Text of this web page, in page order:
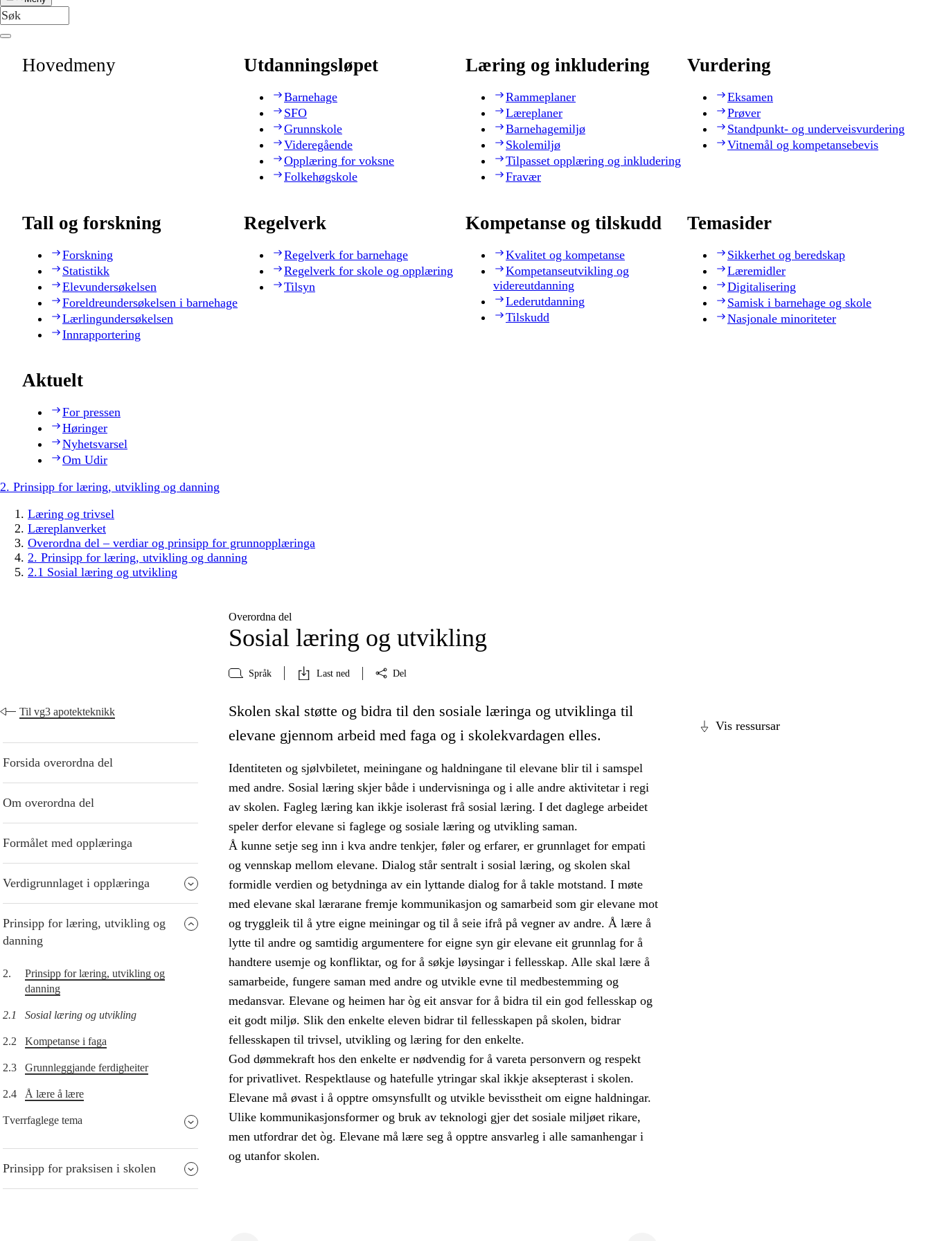
Hovedmeny Utdanningsløpet
Barnehage
SFO
Grunnskole
Videregående
Opplæring for voksne
Folkehøgskole
Læring og inkludering
Rammeplaner
Læreplaner
Barnehagemiljø
Skolemiljø
Tilpasset opplæring og inkludering
Fravær
Vurdering
Eksamen
Prøver
Standpunkt- og underveisvurdering
Vitnemål og kompetansebevis
Tall og forskning
Forskning
Statistikk
Elevundersøkelsen
Foreldreundersøkelsen i barnehage
Lærlingundersøkelsen
Innrapportering
Regelverk
Regelverk for barnehage
Regelverk for skole og opplæring
Tilsyn
Kompetanse og tilskudd
Kvalitet og kompetanse
Kompetanseutvikling og
videreutdanning
Lederutdanning
Tilskudd
Temasider
Sikkerhet og beredskap
Læremidler
Digitalisering
Samisk i barnehage og skole
Nasjonale minoriteter
Aktuelt
For pressen
Høringer
Nyhetsvarsel
Om Udir
2. Prinsipp for læring, utvikling og danning
Læring og trivsel
Læreplanverket
Overordna del – verdiar og prinsipp for grunnopplæringa
2. Prinsipp for læring, utvikling og danning
2.1 Sosial læring og utvikling
Overordna del
Sosial læring og utvikling
Språk Last ned Del
Til vg3 apotekteknikk
Forsida overordna del
Om overordna del
Formålet med opplæringa
Verdigrunnlaget i opplæringa
Prinsipp for læring, utvikling og
danning
2.
Prinsipp for læring, utvikling og
danning
2.1 Sosial læring og utvikling
2.2 Kompetanse i faga
2.3 Grunnleggjande ferdigheiter
2.4 Å lære å lære
Tverrfaglege tema
Prinsipp for praksisen i skolen
Vis ressursar
Skolen skal støtte og bidra til den sosiale læringa og utviklinga til
elevane gjennom arbeid med faga og i skolekvardagen elles.
Identiteten og sjølvbiletet, meiningane og haldningane til elevane blir til i samspel
med andre. Sosial læring skjer både i undervisninga og i alle andre aktivitetar i regi
av skolen. Fagleg læring kan ikkje isolerast frå sosial læring. I det daglege arbeidet
speler derfor elevane si faglege og sosiale læring og utvikling saman.
Å kunne setje seg inn i kva andre tenkjer, føler og erfarer, er grunnlaget for empati
og vennskap mellom elevane. Dialog står sentralt i sosial læring, og skolen skal
formidle verdien og betydninga av ein lyttande dialog for å takle motstand. I møte
med elevane skal lærarane fremje kommunikasjon og samarbeid som gir elevane mot
og tryggleik til å ytre eigne meiningar og til å seie ifrå på vegner av andre. Å lære å
lytte til andre og samtidig argumentere for eigne syn gir elevane eit grunnlag for å
handtere usemje og konfliktar, og for å søkje løysingar i fellesskap. Alle skal lære å
samarbeide, fungere saman med andre og utvikle evne til medbestemming og
medansvar. Elevane og heimen har òg eit ansvar for å bidra til ein god fellesskap og
eit godt miljø. Slik den enkelte eleven bidrar til fellesskapen på skolen, bidrar
fellesskapen til trivsel, utvikling og læring for den enkelte.
God dømmekraft hos den enkelte er nødvendig for å vareta personvern og respekt
for privatlivet. Respektlause og hatefulle ytringar skal ikkje aksepterast i skolen.
Elevane må øvast i å opptre omsynsfullt og utvikle bevisstheit om eigne haldningar.
Ulike kommunikasjonsformer og bruk av teknologi gjer det sosiale miljøet rikare,
men utfordrar det òg. Elevane må lære seg å opptre ansvarleg i alle samanhengar i
og utanfor skolen.